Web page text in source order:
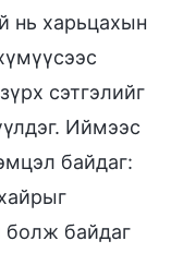
нь харьцахын
сэтгэлийг
Иймээс
байдаг:
болж байдаг